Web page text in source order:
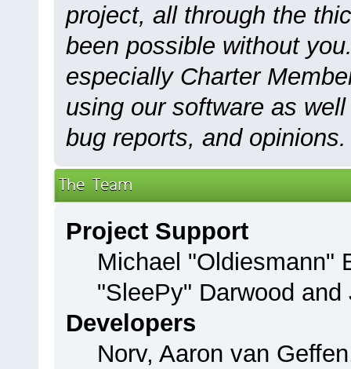
project, all through the
been possible without
especially Charter
using our software as
bug reports, and opinions.
The Team
Project Support
Michael "Oldiesmann"
"SleePy" Darwood
Developers
Norv, Aaron van